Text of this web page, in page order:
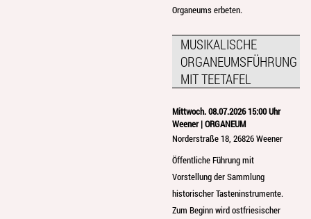
Organeums erbeten.
MUSIKALISCHE
ORGANEUMSFÜHRUNG
MIT TEETAFEL
Mittwoch. 08.07.2026 15:00 Uhr
Weener | ORGANEUM
Norderstraße 18, 26826 Weener
Öffentliche Führung mit
Vorstellung der Sammlung
historischer Tasteninstrumente.
Zum Beginn wird ostfriesischer